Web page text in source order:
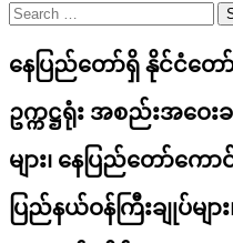
Search
for:
နေပြည်တော်ရှိ နိုင်ငံတေ
ဥက္ကဋ္ဌရုံး အစည်းအဝေး
များ၊ နေပြည်တော်ကော
ပြည်နယ်ဝန်ကြီးချုပ်မျ